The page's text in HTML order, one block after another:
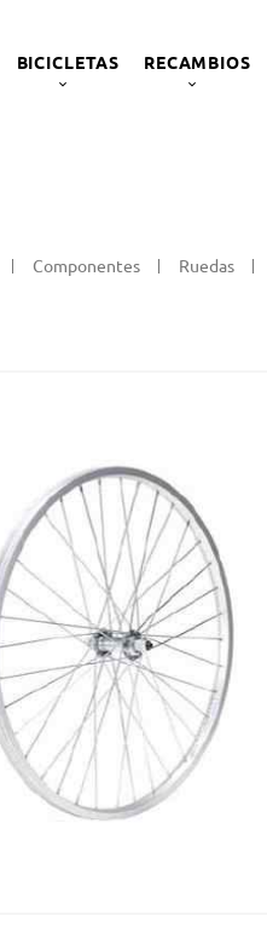
BICICLETAS RECAMBIOS
Componentes Ruedas